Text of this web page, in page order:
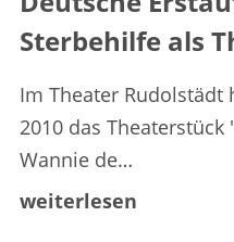
Sterbehilfe als
Im Theater Rudolstädt
2010 das
Wannie de…
weiterlesen